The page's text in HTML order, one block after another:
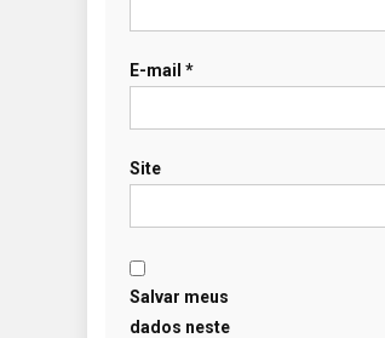
E-mail *
Site
Salvar meus
dados neste